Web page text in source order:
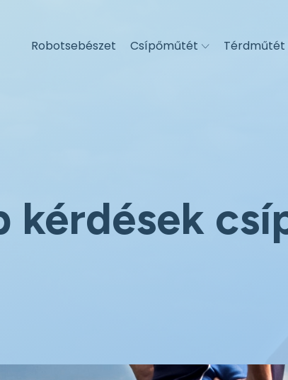
Robotsebészet Csípőműtét Térdműtét
kérdések